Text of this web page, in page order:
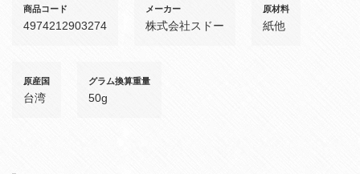
商品コード
4974212903274
メーカー
株式会社スドー
原材料
紙他
原産国
台湾
グラム換算重量
50g